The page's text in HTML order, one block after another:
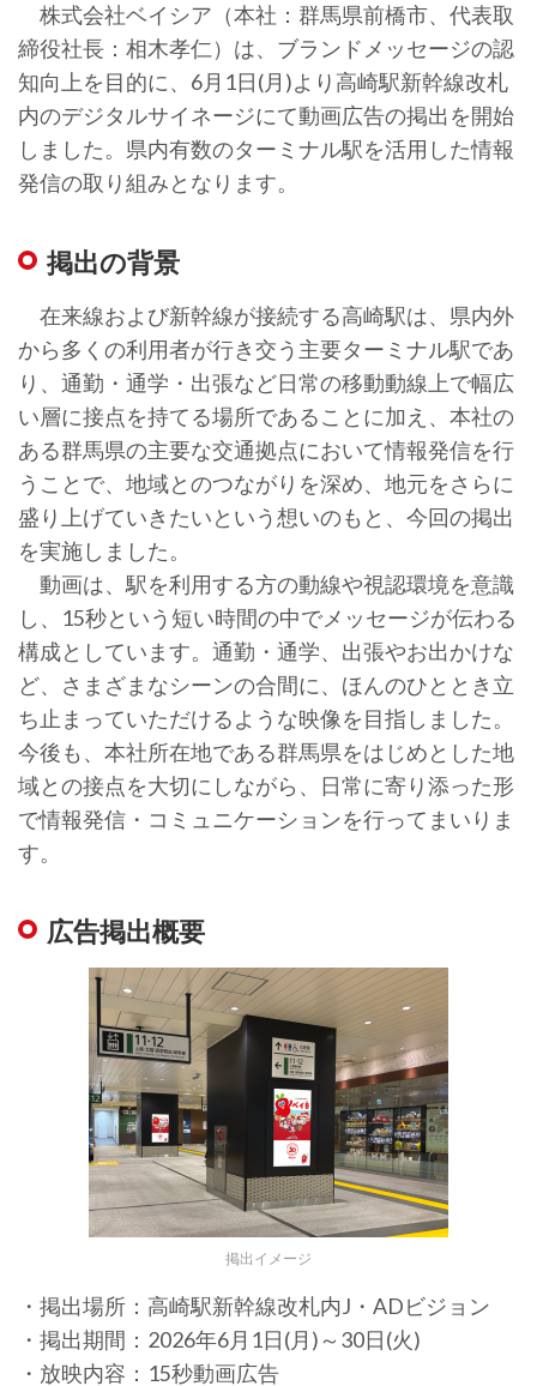
株式会社ベイシア（本社：群馬県前橋市、代表取
締役社長：相木孝仁）は、ブランドメッセージの認
知向上を目的に、6月1日(月)より高崎駅新幹線改札
内のデジタルサイネージにて動画広告の掲出を開始
しました。県内有数のターミナル駅を活用した情報
発信の取り組みとなります。
掲出の背景
在来線および新幹線が接続する高崎駅は、県内外
から多くの利用者が行き交う主要ターミナル駅であ
り、通勤・通学・出張など日常の移動動線上で幅広
い層に接点を持てる場所であることに加え、本社の
ある群馬県の主要な交通拠点において情報発信を行
うことで、地域とのつながりを深め、地元をさらに
盛り上げていきたいという想いのもと、今回の掲出
を実施しました。
動画は、駅を利用する方の動線や視認環境を意識
し、15秒という短い時間の中でメッセージが伝わる
構成としています。通勤・通学、出張やお出かけな
ど、さまざまなシーンの合間に、ほんのひととき立
ち止まっていただけるような映像を目指しました。
今後も、本社所在地である群馬県をはじめとした地
域との接点を大切にしながら、日常に寄り添った形
で情報発信・コミュニケーションを行ってまいりま
す。
広告掲出概要
掲出イメージ
・掲出場所：高崎駅新幹線改札内J・ADビジョン
・掲出期間：2026年6月1日(月)～30日(火)
・放映内容：15秒動画広告